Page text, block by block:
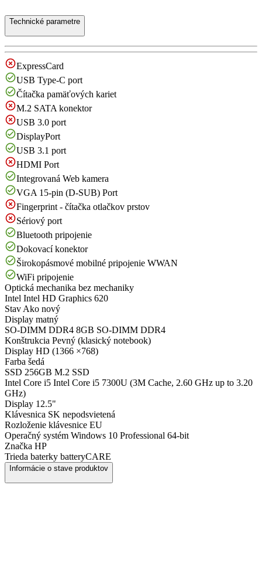
Technické parametre
ExpressCard
USB Type-C port
Čítačka pamäťových kariet
M.2 SATA konektor
USB 3.0 port
DisplayPort
USB 3.1 port
HDMI Port
Integrovaná Web kamera
VGA 15-pin (D-SUB) Port
Fingerprint - čítačka otlačkov prstov
Sériový port
Bluetooth pripojenie
Dokovací konektor
Širokopásmové mobilné pripojenie WWAN
WiFi pripojenie
Optická mechanika bez mechaniky
Intel Intel HD Graphics 620
Stav Ako nový
Display matný
SO-DIMM DDR4 8GB SO-DIMM DDR4
Konštrukcia Pevný (klasický notebook)
Display HD (1366 ×768)
Farba šedá
SSD 256GB M.2 SSD
Intel Core i5 Intel Core i5 7300U (3M Cache, 2.60 GHz up to 3.20
GHz)
Display 12.5"
Klávesnica SK nepodsvietená
Rozloženie klávesnice EU
Operačný systém Windows 10 Professional 64-bit
Značka HP
Trieda baterky batteryCARE
Informácie o stave produktov